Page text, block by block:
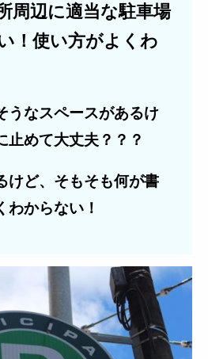
周辺に適当な駐車場
！使い方がよくわ
うなスペースがあるけ
止めて大丈夫？？？
けど、そもそも何が書
わからない！